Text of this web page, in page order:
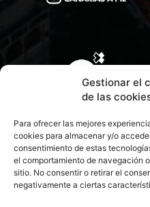
Gestionar el
de las
Para ofrecer las mejores
cookies para almacenar y/o
consentimiento de estas
el comportamiento de navegación
sitio. No consentir o retirar el
negativamente a ciertas
CONTACTA CON NOSOTROS